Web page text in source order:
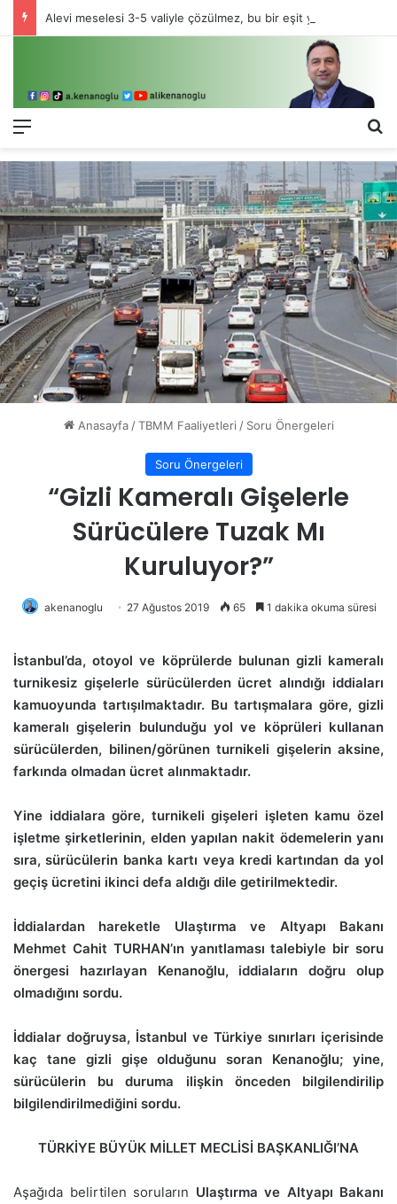
Menü
Anasayfa / TBMM Faaliyetleri / Soru Önergeleri
Soru Önergeleri
“Gizli Kameralı Gişelerle
Sürücülere Tuzak Mı
Kuruluyor?”
akenanoglu 27 Ağustos 2019 65 1 dakika okuma süresi
İstanbul’da, otoyol ve köprülerde bulunan gizli kameralı
turnikesiz gişelerle sürücülerden ücret alındığı iddiaları
kamuoyunda tartışılmaktadır. Bu tartışmalara göre, gizli
kameralı gişelerin bulunduğu yol ve köprüleri kullanan
sürücülerden, bilinen/görünen turnikeli gişelerin aksine,
farkında olmadan ücret alınmaktadır.
Yine iddialara göre, turnikeli gişeleri işleten kamu özel
işletme şirketlerinin, elden yapılan nakit ödemelerin yanı
sıra, sürücülerin banka kartı veya kredi kartından da yol
geçiş ücretini ikinci defa aldığı dile getirilmektedir.
İddialardan hareketle Ulaştırma ve Altyapı Bakanı
Mehmet Cahit TURHAN’ın yanıtlaması talebiyle bir soru
önergesi hazırlayan Kenanoğlu, iddiaların doğru olup
olmadığını sordu.
İddialar doğruysa, İstanbul ve Türkiye sınırları içerisinde
kaç tane gizli gişe olduğunu soran Kenanoğlu; yine,
sürücülerin bu duruma ilişkin önceden bilgilendirilip
bilgilendirilmediğini sordu.
TÜRKİYE BÜYÜK MİLLET MECLİSİ BAŞKANLIĞI’NA
Aşağıda belirtilen soruların Ulaştırma ve Altyapı Bakanı